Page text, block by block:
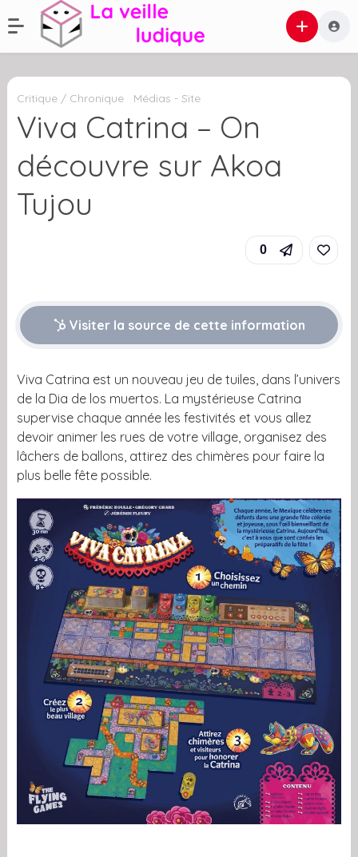
Critique / Chronique Médias - Site
Viva Catrina – On
découvre sur Akoa
Tujou
0
Visiter la source de cette information
Viva Catrina est un nouveau jeu de tuiles, dans l’univers
de la Dia de los muertos. La mystérieuse Catrina
supervise chaque année les festivités et vous allez
devoir animer les rues de votre village, organisez des
lâchers de ballons, attirez des chimères pour faire la
plus belle fête possible.